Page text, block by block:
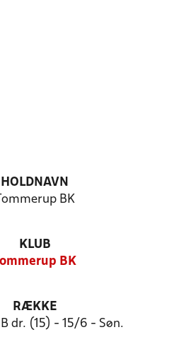
HOLDNAVN
Tommerup BK
KLUB
BK
RÆKKE
dr. (15) - 15/6 - Søn.